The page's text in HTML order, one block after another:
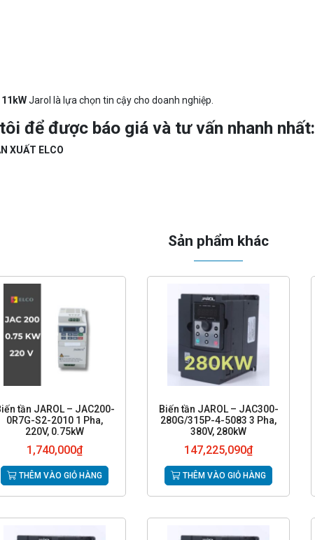
Jarol là lựa chọn tin cậy cho doanh nghiệp.
để được báo giá và tư vấn nhanh nhất:
XUẤT ELCO
Sản phẩm khác
tần JAROL – JAC200-
0R7G-S2-2010 1 Pha,
220V, 0.75kW
1,740,000₫
THÊM VÀO GIỎ HÀNG
Biến tần JAROL – JAC300-
280G/315P-4-5083 3 Pha,
380V, 280kW
147,225,090₫
THÊM VÀO GIỎ HÀNG